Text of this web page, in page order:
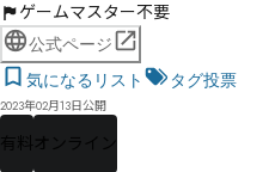
ゲームマスター不要
公式ページ
気になるリスト
タグ投票
2023年02月13日公開
有料 オンライン